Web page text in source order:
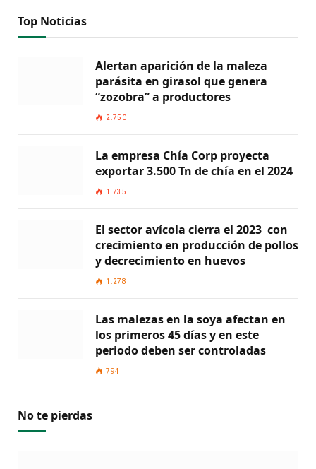
Top Noticias
Alertan aparición de la maleza
parásita en girasol que genera
“zozobra” a productores
2.750
La empresa Chía Corp proyecta
exportar 3.500 Tn de chía en el 2024
1.735
El sector avícola cierra el 2023 con
crecimiento en producción de pollos
y decrecimiento en huevos
1.278
Las malezas en la soya afectan en
los primeros 45 días y en este
periodo deben ser controladas
794
No te pierdas